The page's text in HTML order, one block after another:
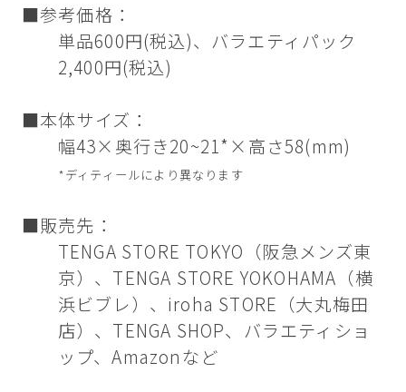
■参考価格：
単品600円(税込)、バラエティパック
2,400円(税込)
■本体サイズ：
幅43×奥行き20~21*×高さ58(mm)
*ディティールにより異なります
■販売先：
TENGA STORE TOKYO（阪急メンズ東
京）、TENGA STORE YOKOHAMA（横
浜ビブレ）、iroha STORE（大丸梅田
店）、TENGA SHOP、バラエティショ
ップ、Amazonなど